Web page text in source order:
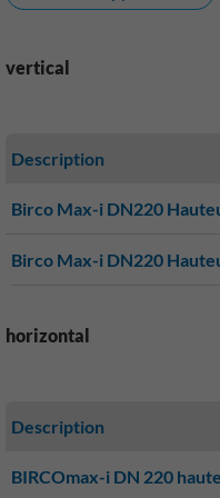
vertical
Description
Birco Max-i DN220
Birco Max-i DN220
horizontal
Description
BIRCOmax-i DN 220